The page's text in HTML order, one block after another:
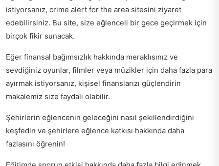
istiyorsanız, crime alert for the area sitesini ziyaret
edebilirsiniz. Bu site, size eğlenceli bir gece geçirmek için
birçok fikir sunacak.
Eğer finansal bağımsızlık hakkında meraklısınız ve
sevdiğiniz oyunlar, filmler veya müzikler için daha fazla para
ayırmak istiyorsanız, kişisel finanslarızı güçlendirin
makalemiz size faydalı olabilir.
Şehirlerin eğlencenin geleceğini nasıl şekillendirdiğini
keşfedin ve şehirlere eğlence katkısı hakkında daha
fazlasını öğrenin!